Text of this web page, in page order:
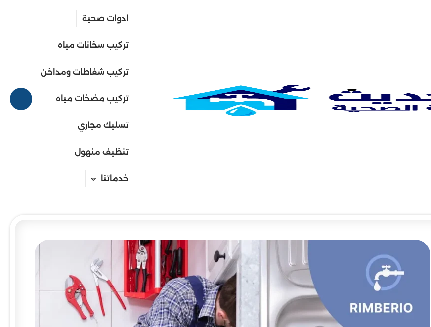
ادوات صحية
تركيب سخانات مياه
تركيب شفاطات ومداخن
تركيب مضخات مياه
تسليك مجاري
تنظيف منهول
خدماتنا
صحي جمعية أبو فطيرة